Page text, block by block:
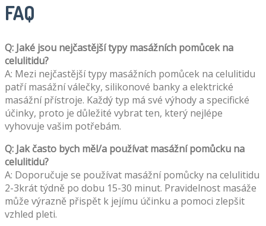
FAQ
Q: Jaké jsou nejčastější typy masážních pomůcek na
celulitidu?
A: Mezi nejčastější typy masážních pomůcek na celulitidu
patří masážní válečky, silikonové banky a elektrické
masážní přístroje. Každý typ má své výhody a specifické
účinky, proto je důležité vybrat ten, který nejlépe
vyhovuje vašim potřebám.
Q: Jak často bych měl/a používat masážní pomůcku na
celulitidu?
A: Doporučuje se používat masážní pomůcky na celulitidu
2-3krát týdně po dobu 15-30 minut. Pravidelnost masáže
může výrazně přispět k jejímu účinku a pomoci zlepšit
vzhled pleti.